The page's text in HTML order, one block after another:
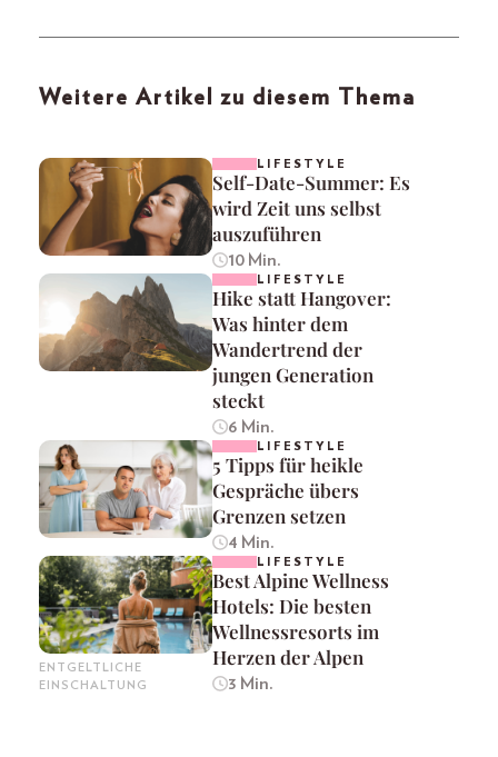
Weitere Artikel zu diesem Thema
LIFESTYLE
Self-Date-Summer: Es
wird Zeit uns selbst
auszuführen
10 Min.
LIFESTYLE
Hike statt Hangover:
Was hinter dem
Wandertrend der
jungen Generation
steckt
6 Min.
LIFESTYLE
5 Tipps für heikle
Gespräche übers
Grenzen setzen
4 Min.
ENTGELTLICHE
EINSCHALTUNG
LIFESTYLE
Best Alpine Wellness
Hotels: Die besten
Wellnessresorts im
Herzen der Alpen
3 Min.